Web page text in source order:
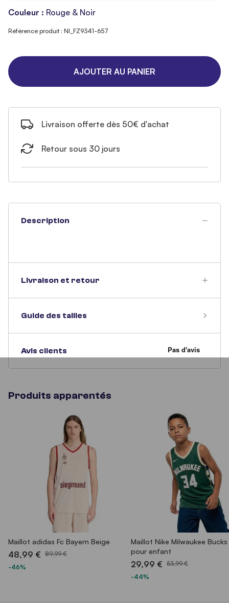
Couleur : Rouge & Noir
Référence produit : NI_FZ9341-657
AJOUTER AU PANIER
Livraison offerte dès 50€ d'achat
Retour sous 30 jours
Description
Livraison et retour
Guide des tailles
Avis clients
Produits apparentés
Maillot adidas Fc Bayern Beige
48,99 € 89,99 €
-46%
Maillot Nike Milwaukee
pour enfant
29,99 € 53,99 €
-44%